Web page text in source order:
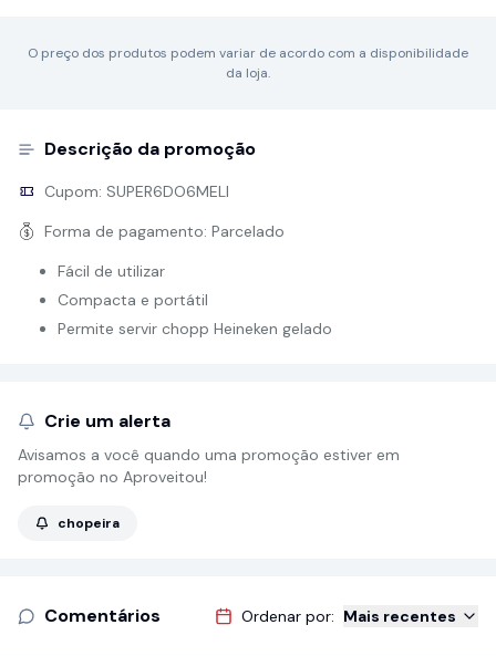
O preço dos produtos podem variar de acordo com a disponibilidade
da loja.
Descrição da promoção
Cupom: SUPER6DO6MELI
Forma de pagamento: Parcelado
Fácil de utilizar
Compacta e portátil
Permite servir chopp Heineken gelado
Crie um alerta
Avisamos a você quando uma promoção estiver em
promoção no Aproveitou!
chopeira
Comentários Ordenar por: Mais recentes